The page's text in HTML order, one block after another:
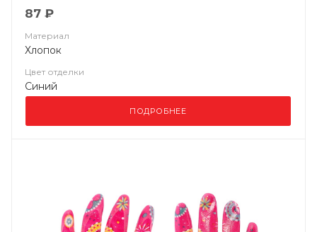
87 ₽
Материал
Хлопок
Цвет отделки
Синий
ПОДРОБНЕЕ